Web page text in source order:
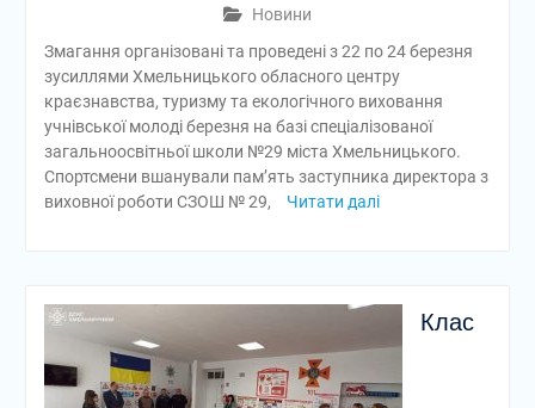
Новини
Змагання організовані та проведені з 22 по 24 березня
зусиллями Хмельницького обласного центру
краєзнавства, туризму та екологічного виховання
учнівської молоді березня на базі спеціалізованої
загальноосвітньої школи №29 міста Хмельницького.
Спортсмени вшанували пам’ять заступника директора з
виховної роботи СЗОШ № 29,
Читати далі
Клас